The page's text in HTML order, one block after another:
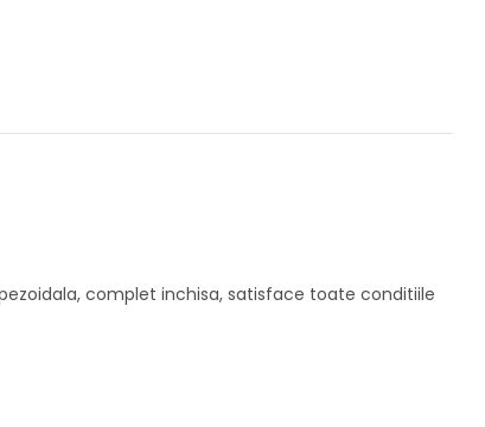
complet inchisa, satisface toate conditiile